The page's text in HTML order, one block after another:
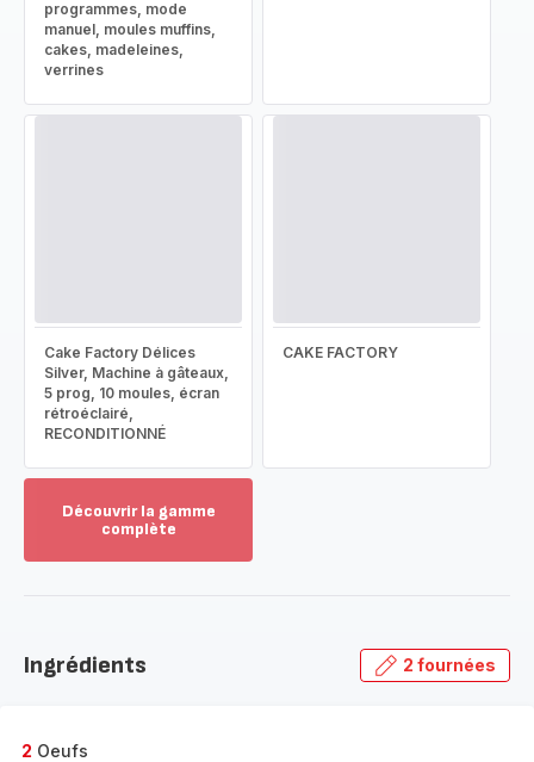
programmes, mode
manuel, moules muffins,
cakes, madeleines,
verrines
Cake Factory Délices
Silver, Machine à gâteaux,
5 prog, 10 moules, écran
rétroéclairé,
RECONDITIONNÉ
CAKE FACTORY
Découvrir la gamme
complète
gamme
Ingrédients 2 fournées
2 Oeufs